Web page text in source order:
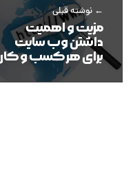
نوشته قبلی
مزیت و اهمیت
داشتن وب سایت
برای هر کسب و کار